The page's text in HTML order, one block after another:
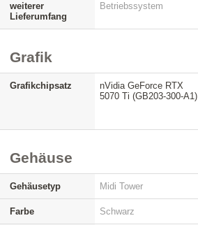
weiterer
Lieferumfang
Betriebssystem
Grafik
Grafikchipsatz
nVidia GeForce RTX
5070 Ti (GB203-300-A1)
Gehäuse
Gehäusetyp Midi Tower
Farbe Schwarz